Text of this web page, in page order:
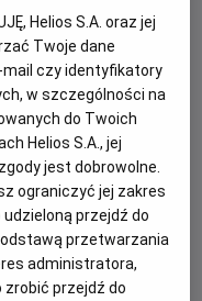
przegap!
Patrolu w ich
Helios S.A. oraz jej
Twoje dane
mail czy identyfikatory
w szczególności na
do Twoich
Helios S.A., jej
jest dobrowolne.
ograniczyć jej zakres
przejdź do
przetwarzania
administratora,
przejdź do